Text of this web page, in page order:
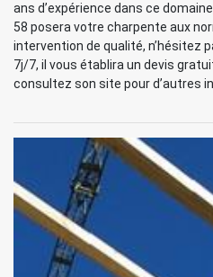
ans d’expérience dans ce
58 posera votre charpente aux
intervention de qualité, n’hésitez
7j/7, il vous établira un devis
consultez son site pour d’autres